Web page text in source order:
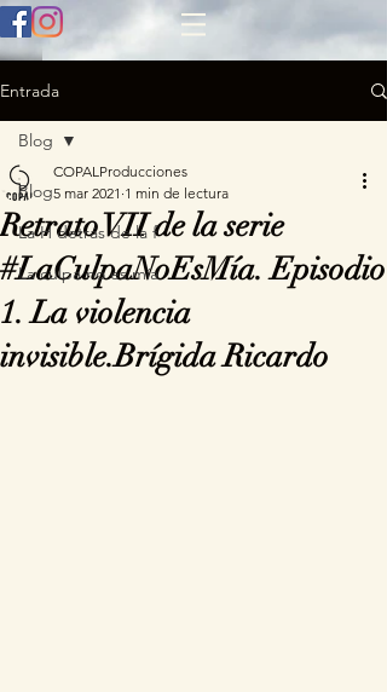
Entrada
Blog
La H detrás de la f
La culpa no es mía
Blog
Retrato VII de la serie
#LaCulpaNoEsMía. Episodio
1. La violencia
invisible.Brígida Ricardo
COPALProducciones
5 mar 2021 1 min de lectura